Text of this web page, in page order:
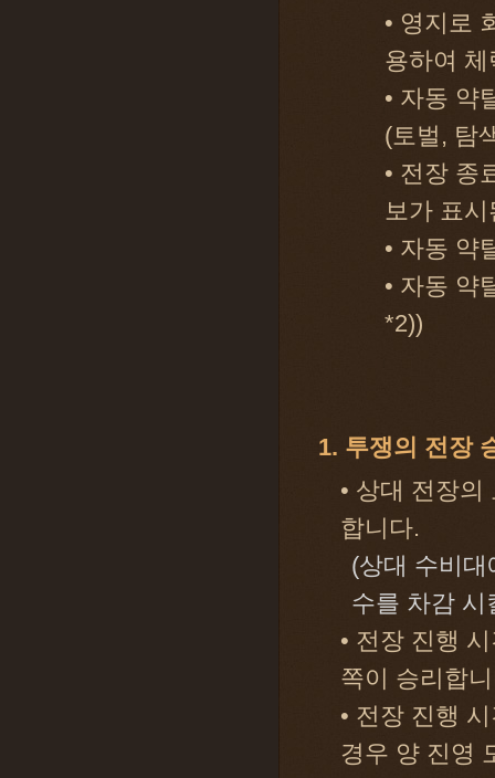
• 영지로
용하여
• 자동 약
(토벌, 탐
• 전장 종
보가 표
• 자동 약
• 자동 약
*2))
1. 투쟁의 전장
• 상대 전장
합니다.
(상대 수비
수를 차감 시
• 전장 진행
쪽이 승리합
• 전장 진행
경우 양 진영